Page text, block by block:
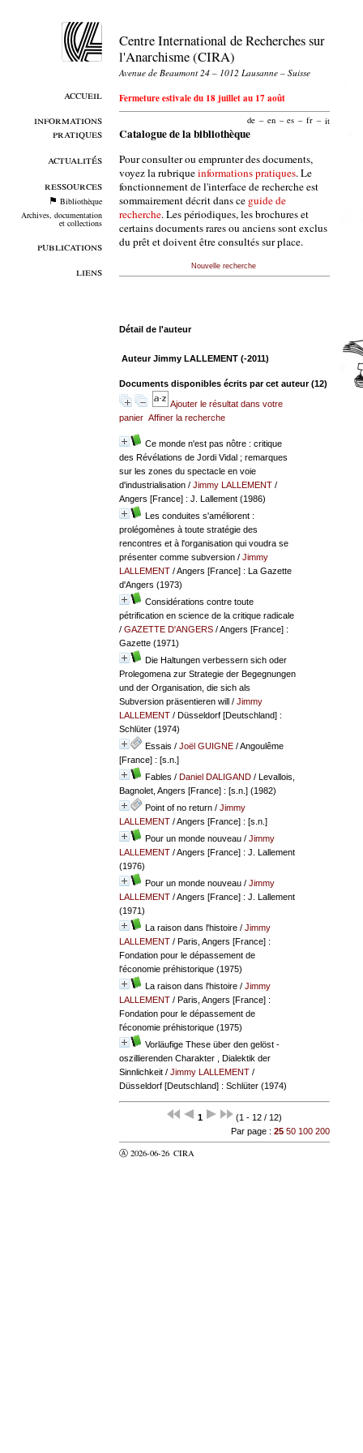
accueil
informations
pratiques
actualités
ressources
Bibliothèque
Archives, documentation
et collections
publications
liens
Centre International de Recherches sur
l'Anarchisme (CIRA)
Avenue de Beaumont 24 – 1012 Lausanne – Suisse
Fermeture estivale du 18 juillet au 17 août
de – en – es – fr – it
Catalogue de la bibliothèque
Pour consulter ou emprunter des documents,
voyez la rubriqueinformations pratiques. Le
fonctionnement de l'interface de recherche est
sommairement décrit dans ce guide de
recherche. Les périodiques, les brochures et
certains documents rares ou anciens sont exclus
du prêt et doivent être consultés sur place.
Nouvelle recherche
Détail de l'auteur
Auteur Jimmy LALLEMENT (-2011)
Documents disponibles écrits par cet auteur (12)
Ajouter le résultat dans votre
panier Affiner la recherche
Ce monde n'est pas nôtre : critique
des Révélations de Jordi Vidal ; remarques
sur les zones du spectacle en voie
d'industrialisation/ Jimmy LALLEMENT/
Angers [France] : J. Lallement (1986)
Les conduites s'améliorent :
prolégomènes à toute stratégie des
rencontres et à l'organisation qui voudra se
présenter comme subversion/ Jimmy
LALLEMENT/ Angers [France] : La Gazette
d'Angers (1973)
Considérations contre toute
pétrification en science de la critique radicale
/ GAZETTE D'ANGERS/ Angers [France] :
Gazette (1971)
Die Haltungen verbessern sich oder
Prolegomena zur Strategie der Begegnungen
und der Organisation, die sich als
Subversion präsentieren will/ Jimmy
LALLEMENT/ Düsseldorf [Deutschland] :
Schlüter (1974)
Essais / Joël GUIGNE/ Angoulême
[France] : [s.n.]
Fables / Daniel DALIGAND/ Levallois,
Bagnolet, Angers [France] : [s.n.] (1982)
Point of no return/ Jimmy
LALLEMENT/ Angers [France] : [s.n.]
Pour un monde nouveau/ Jimmy
LALLEMENT/ Angers [France] : J. Lallement
(1976)
Pour un monde nouveau/ Jimmy
LALLEMENT/ Angers [France] : J. Lallement
(1971)
La raison dans l'histoire/ Jimmy
LALLEMENT/ Paris, Angers [France] :
Fondation pour le dépassement de
l'économie préhistorique (1975)
La raison dans l'histoire/ Jimmy
LALLEMENT/ Paris, Angers [France] :
Fondation pour le dépassement de
l'économie préhistorique (1975)
Vorläufige These über den gelöst -
oszillierenden Charakter , Dialektik der
Sinnlichkeit/ Jimmy LALLEMENT/
Düsseldorf [Deutschland] : Schlüter (1974)
1
(1 - 12 / 12)
Par page : 25 50 100 200
Ⓐ 2026-06-26 CIRA